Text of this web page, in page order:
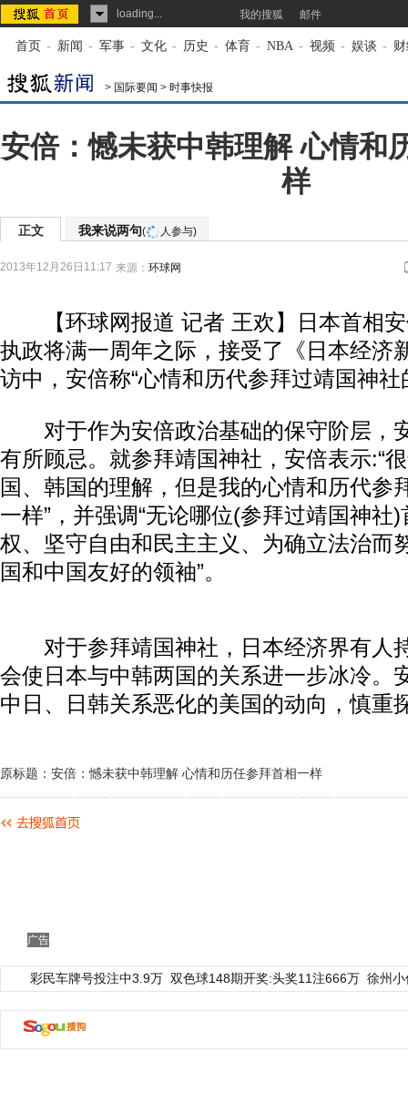
loading... 我的搜狐 邮件
首页 - 新闻 - 军事 - 文化 - 历史 - 体育 - NBA - 视频 - 娱谈 -
> 国际要闻 > 时事快报
安倍：憾未获中韩理解 心情和
样
正文 我来说两句( 人参与)
2013年12月26日11:17 来源： 环球网
【环球网报道 记者 王欢】日本首相安
执政将满一周年之际，接受了《日本经济
访中，安倍称“心情和历代参拜过靖国神社
对于作为安倍政治基础的保守阶层，
有所顾忌。就参拜靖国神社，安倍表示:“
国、韩国的理解，但是我的心情和历代参
一样”，并强调“无论哪位(参拜过靖国神社
权、坚守自由和民主主义、为确立法治而
国和中国友好的领袖”。
对于参拜靖国神社，日本经济界有人
会使日本与中韩两国的关系进一步冰冷。
中日、日韩关系恶化的美国的动向，慎重
原标题：安倍：憾未获中韩理解 心情和历任参拜首相一样
广告
彩民车牌号投注中3.9万 双色球148期开奖:头奖11注666万 徐州